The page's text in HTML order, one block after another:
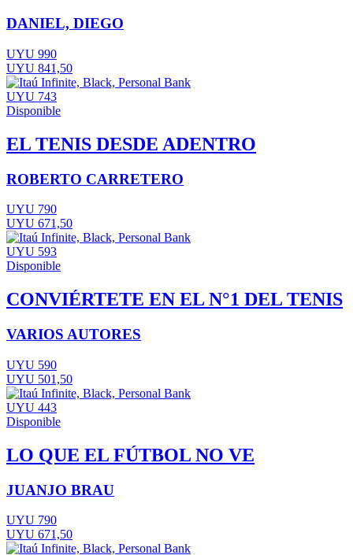
DANIEL, DIEGO
UYU 990
UYU 841,50
UYU 743
Disponible
EL TENIS DESDE ADENTRO
ROBERTO CARRETERO
UYU 790
UYU 671,50
UYU 593
Disponible
CONVIÉRTETE EN EL N°1 DEL TENIS
VARIOS AUTORES
UYU 590
UYU 501,50
UYU 443
Disponible
LO QUE EL FÚTBOL NO VE
JUANJO BRAU
UYU 790
UYU 671,50